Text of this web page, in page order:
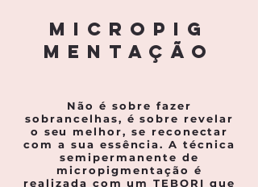
MICROPIG
MENTAÇÃO
Não é sobre fazer
sobrancelhas, é sobre revelar
o seu melhor, se reconectar
com a sua essência. A técnica
semipermanente de
micropigmentação é
realizada com um TEBORI que